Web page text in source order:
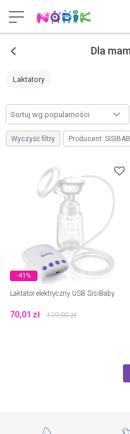
< Dla
Laktatory
Wyczyść filtry Producent:
-41%
Laktator elektryczny USB SisiBaby
70,01 zł 119,00zł